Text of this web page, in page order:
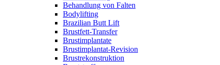
Behandlung von Falten
Bodylifting
Brazilian Butt Lift
Brustfett-Transfer
Brustimplantate
Brustimplantat-Revision
Brustrekonstruktion